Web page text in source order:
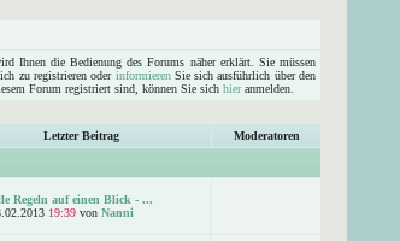
Ihnen die Bedienung des Forums näher erklärt. Sie müssen
zu registrieren oder informierenSie sich ausführlich über den
Forum registriert sind, können Sie sich hieranmelden.
Letzter Beitrag Moderatoren
Regeln auf einen Blick - ...
19:39 von Nanni